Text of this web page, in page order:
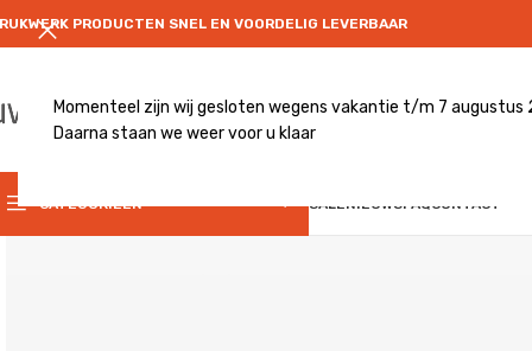
Momenteel zijn wij gesloten wegens vakantie t/m 7 augustus
Daarna staan we weer voor u klaar
PRODUCTEN SNEL EN VOORDELIG LEVERBAAR
CATEGORIEËN SALENIEUWSFAQCONTACT